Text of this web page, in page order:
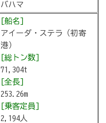
バハマ
[船名]
アイーダ・ステラ（初寄
港）
[総トン数]
71,304t
[全長]
253.26m
[乗客定員]
2,194人